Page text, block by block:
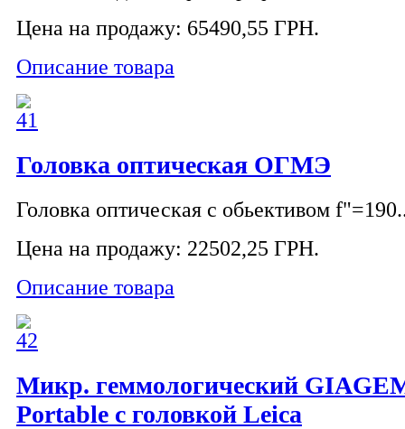
Цена на продажу: 65490,55 ГРН.
Описание товара
Головка оптическая ОГМЭ
Головка оптическая с обьективом
Цена на продажу: 22502,25 ГРН.
Описание товара
Микр. геммологический
Portable с головкой Leica